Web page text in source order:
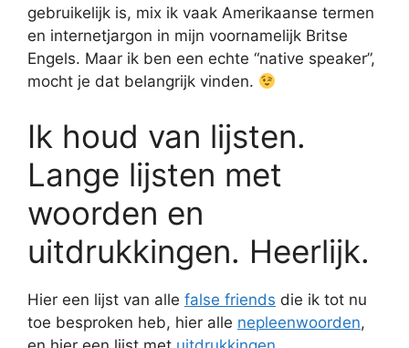
gebruikelijk is, mix ik vaak Amerikaanse termen
en internetjargon in mijn voornamelijk Britse
Engels. Maar ik ben een echte “native speaker”,
mocht je dat belangrijk vinden.
Ik houd van lijsten.
Lange lijsten met
woorden en
uitdrukkingen. Heerlijk.
Hier een lijst van alle false friends die ik tot nu
toe besproken heb, hier alle nepleenwoorden,